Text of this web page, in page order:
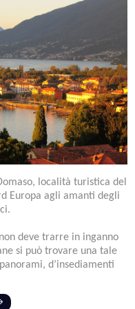
località turistica del
Europa agli amanti degli
deve trarre in inganno
si può trovare una tale
d’insediamenti